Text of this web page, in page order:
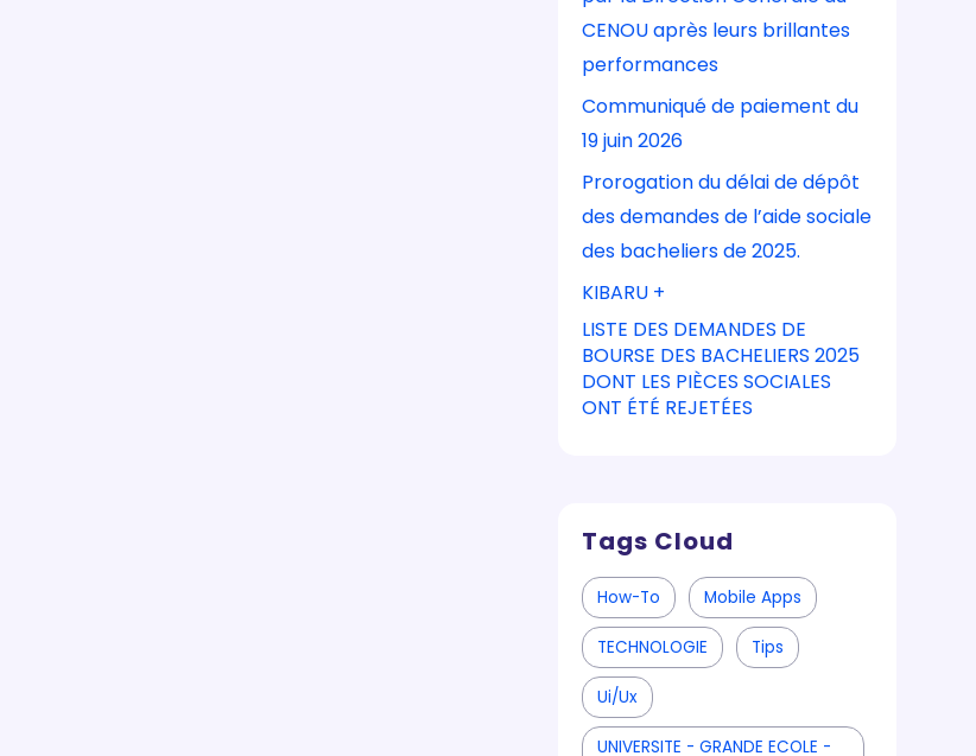
CENOU après leurs brillantes
performances
Communiqué de paiement du
19 juin 2026
Prorogation du délai de dépôt
des demandes de l’aide sociale
des bacheliers de 2025.
KIBARU +
LISTE DES DEMANDES DE
BOURSE DES BACHELIERS 2025
DONT LES PIÈCES SOCIALES
ONT ÉTÉ REJETÉES
Tags Cloud
How-To Mobile Apps
TECHNOLOGIE Tips
Ui/ux
UNIVERSITE - GRANDE ECOLE -